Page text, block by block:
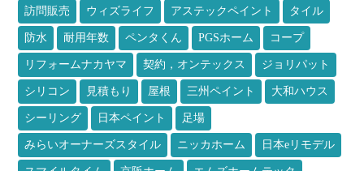
訪問販売 ウィズライフ アステックペイント タイル
防水 耐用年数 ペンタくん PGSホーム コープ
リフォームナカヤマ 契約，オンテックス ジョリパット
シリコン 見積もり 屋根 三州ペイント 大和ハウス
シーリング 日本ペイント 足場
みらいオーナーズスタイル ニッカホーム 日本eリモデル